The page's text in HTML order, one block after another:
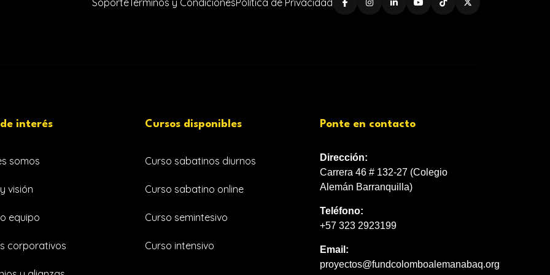
Soporte Términos y CondicionesPolítica de Privacidad
interés
somos
visión
equipo
corporativos
Cursos disponibles
Curso sabatinos diurnos
Curso sabatino online
Curso semintesivo
Curso intensivo
Ponte en contacto
Dirección:
Carrera 46 # 132-27 (Colegio
Alemán Barranquilla)
Teléfono:
+57 323 2923199
Email:
proyectos@fundcolomboalemanabaq.org